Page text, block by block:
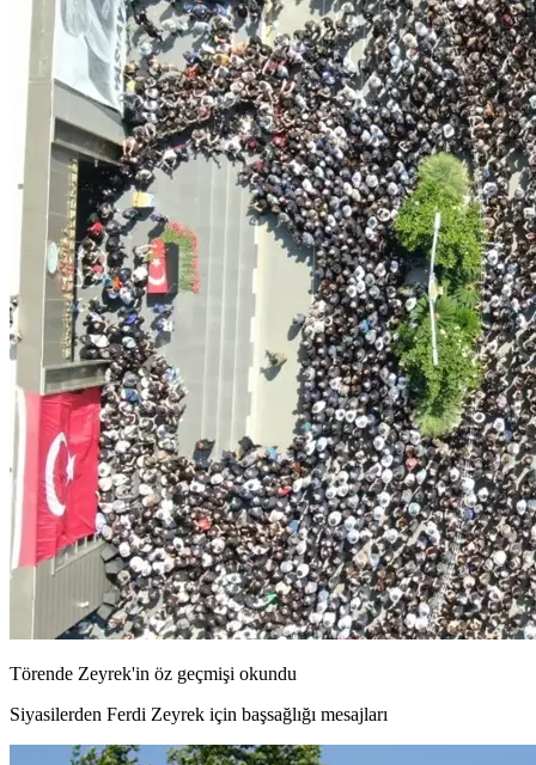
Törende Zeyrek'in öz geçmişi okundu
Siyasilerden Ferdi Zeyrek için başsağlığı mesajları